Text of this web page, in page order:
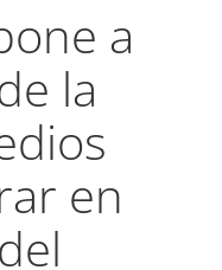
a
la
en